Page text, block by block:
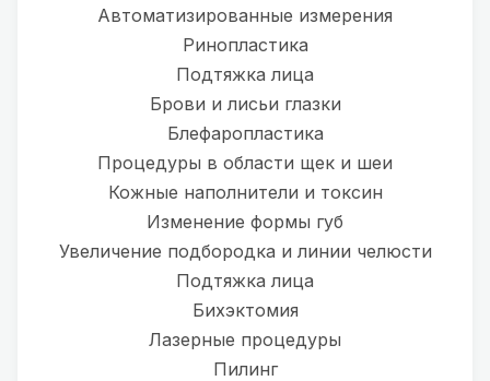
Автоматизированные измерения
Ринопластика
Подтяжка лица
Брови и лисьи глазки
Блефаропластика
Процедуры в области щек и шеи
Кожные наполнители и токсин
Изменение формы губ
Увеличение подбородка и линии челюсти
Подтяжка лица
Бихэктомия
Лазерные процедуры
Пилинг